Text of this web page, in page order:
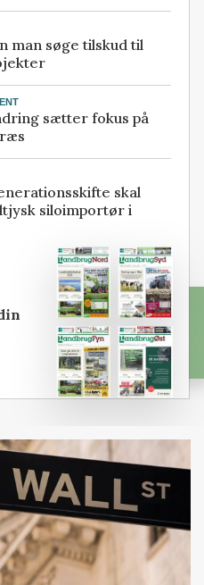
man søge tilskud til
sætter fokus på
skal
siloimportør i